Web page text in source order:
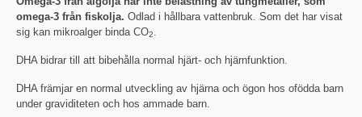
omega-3 från fiskolja. Odlad i hållbara vattenbruk. Som det har visat
sig kan mikroalger binda CO2.
DHA bidrar till att bibehålla normal hjärt- och hjärnfunktion.
DHA främjar en normal utveckling av hjärna och ögon hos ofödda barn
under graviditeten och hos ammade barn.